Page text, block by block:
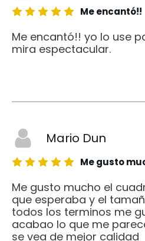
Me encantó!!
Me encantó!! yo lo use
mira espectacular.
Mario Dun
Me gusto
Me gusto mucho el
que esperaba y el
todos los terminos me
acabao lo que me
se vea de mejor calidad